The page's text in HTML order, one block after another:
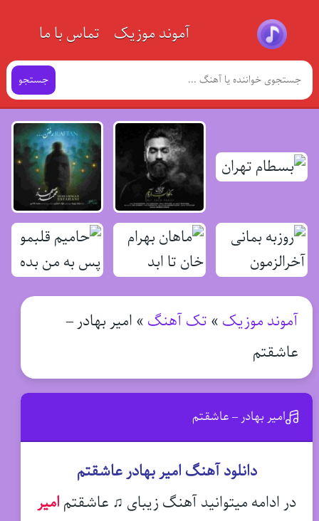
آموند موزیک تماس با ما
جستجو
آموند موزیک » تک آهنگ » امیر بهادر –
عاشقتم
امیر بهادر – عاشقتم
دانلود آهنگ امیر بهادر عاشقتم
در ادامه میتوانید آهنگ زیبای ♫ عاشقتم امیر